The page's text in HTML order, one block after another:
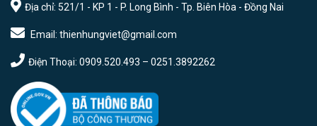
Địa chỉ: 521/1 - KP 1 - P. Long Bình - Tp. Biên Hòa - Đồng Nai
Email: thienhungviet@gmail.com
Điện Thoại: 0909.520.493 – 0251.3892262